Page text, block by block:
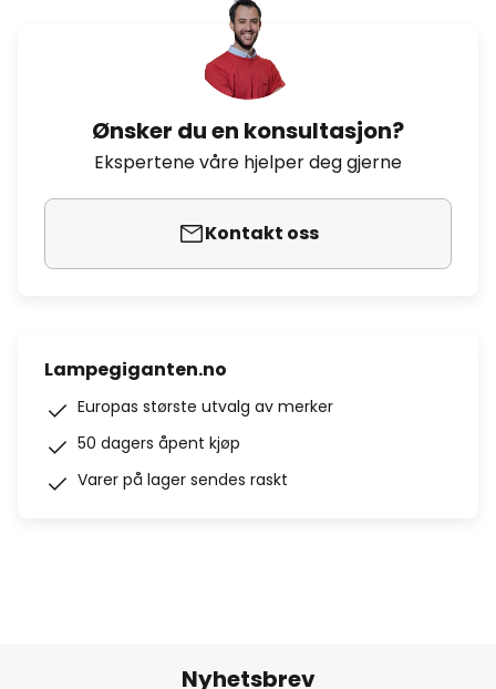
Ønsker du en konsultasjon?
Ekspertene våre hjelper deg gjerne
Kontakt oss
Lampegiganten.no
Europas største utvalg av merker
50 dagers åpent kjøp
Varer på lager sendes raskt
Nyhetsbrev